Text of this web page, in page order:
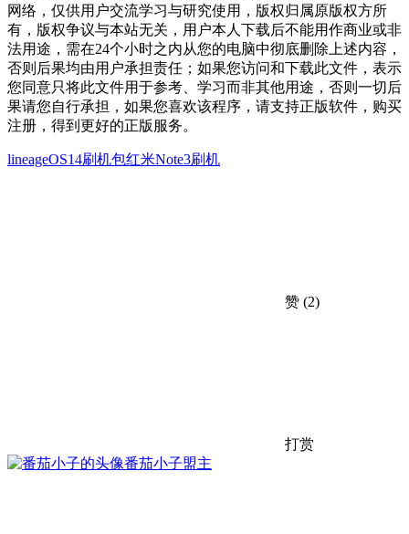
网络，仅供用户交流学习与研究使用，版权归属原版权方所
有，版权争议与本站无关，用户本人下载后不能用作商业或非
法用途，需在24个小时之内从您的电脑中彻底删除上述内容，
否则后果均由用户承担责任；如果您访问和下载此文件，表示
您同意只将此文件用于参考、学习而非其他用途，否则一切后
果请您自行承担，如果您喜欢该程序，请支持正版软件，购买
注册，得到更好的正版服务。
lineageOS14刷机包红米Note3刷机
赞 (2)
打赏
番茄小子盟主